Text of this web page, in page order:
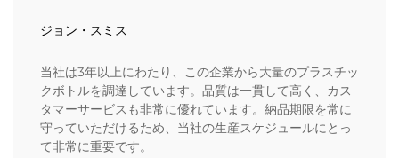
ジョン・スミス
当社は3年以上にわたり、この企業から大量のプラスチッ
クボトルを調達しています。品質は一貫して高く、カス
タマーサービスも非常に優れています。納品期限を常に
守っていただけるため、当社の生産スケジュールにとっ
て非常に重要です。